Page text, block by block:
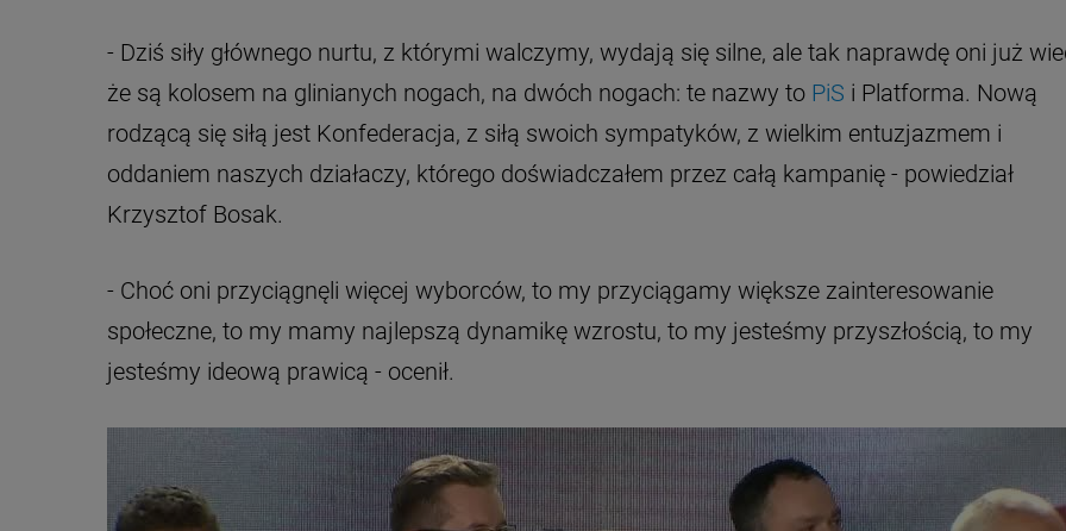
- Dziś siły głównego nurtu, z którymi walczymy, wydają się silne, ale tak naprawdę oni już
że są kolosem na glinianych nogach, na dwóch nogach: te nazwy to PiS i Platforma. Nową
rodzącą się siłą jest Konfederacja, z siłą swoich sympatyków, z wielkim entuzjazmem i
oddaniem naszych działaczy, którego doświadczałem przez całą kampanię - powiedział
Krzysztof Bosak.
- Choć oni przyciągnęli więcej wyborców, to my przyciągamy większe zainteresowanie
społeczne, to my mamy najlepszą dynamikę wzrostu, to my jesteśmy przyszłością, to my
jesteśmy ideową prawicą - ocenił.